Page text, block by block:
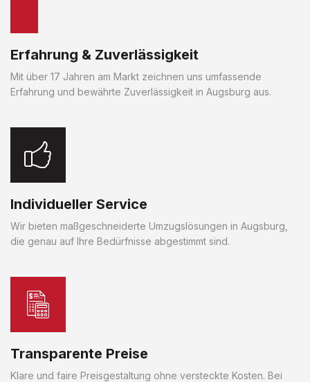
Erfahrung & Zuverlässigkeit
Mit über 17 Jahren am Markt zeichnen uns umfassende
Erfahrung und bewährte Zuverlässigkeit in Augsburg aus.
Individueller Service
Wir bieten maßgeschneiderte Umzugslösungen in Augsburg,
die genau auf Ihre Bedürfnisse abgestimmt sind.
Transparente Preise
Klare und faire Preisgestaltung ohne versteckte Kosten. Bei